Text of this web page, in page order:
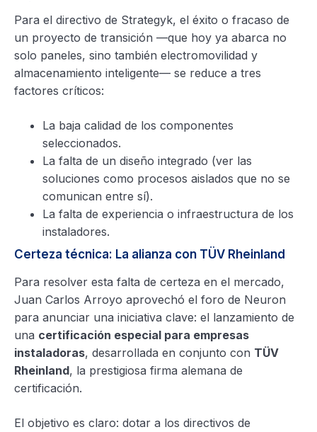
Para el directivo de Strategyk, el éxito o fracaso de
un proyecto de transición —que hoy ya abarca no
solo paneles, sino también electromovilidad y
almacenamiento inteligente— se reduce a tres
factores críticos:
La baja calidad de los componentes
seleccionados.
La falta de un diseño integrado (ver las
soluciones como procesos aislados que no se
comunican entre sí).
La falta de experiencia o infraestructura de los
instaladores.
Certeza técnica: La alianza con TÜV Rheinland
Para resolver esta falta de certeza en el mercado,
Juan Carlos Arroyo aprovechó el foro de Neuron
para anunciar una iniciativa clave: el lanzamiento de
una certificación especial para empresas
instaladoras, desarrollada en conjunto con TÜV
Rheinland, la prestigiosa firma alemana de
certificación.
El objetivo es claro: dotar a los directivos de